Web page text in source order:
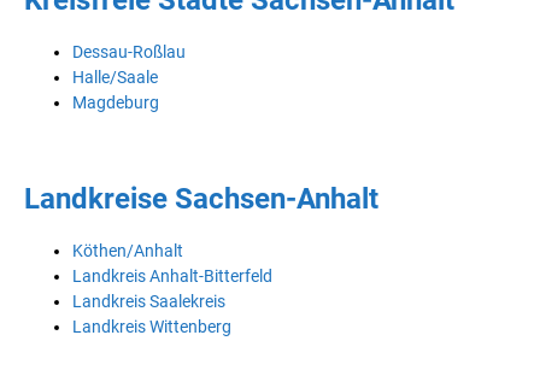
Dessau-Roßlau
Halle/Saale
Magdeburg
Landkreise Sachsen-Anhalt
Köthen/Anhalt
Landkreis Anhalt-Bitterfeld
Landkreis Saalekreis
Landkreis Wittenberg